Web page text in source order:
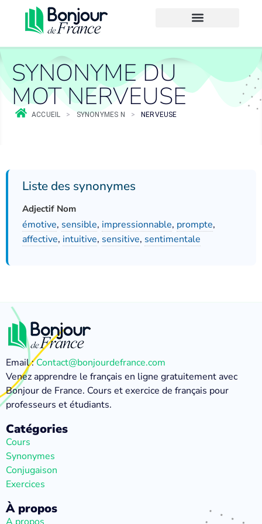
SYNONYME DU
MOT NERVEUSE
ACCUEIL > SYNONYMES N > NERVEUSE
Liste des synonymes
Adjectif Nom
émotive, sensible, impressionnable, prompte,
affective, intuitive, sensitive, sentimentale
Email :Contact@bonjourdefrance.com
Venez apprendre le français en ligne gratuitement avec
Bonjour de France. Cours et exercice de français pour
professeurs et étudiants.
Catégories
Cours
Synonymes
Conjugaison
Exercices
À propos